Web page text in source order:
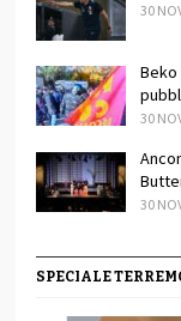
30
Beko
30
30
SPECIALE